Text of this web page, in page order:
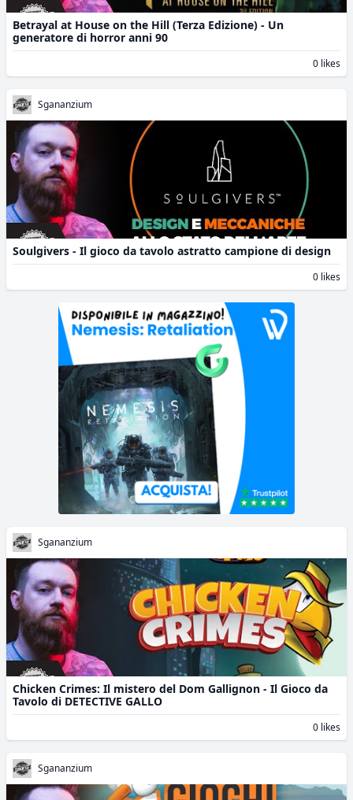
Betrayal at House on the Hill (Terza Edizione) - Un
generatore di horror anni 90
0 likes
Sgananzium
Soulgivers - Il gioco da tavolo astratto campione di design
0 likes
Sgananzium
Chicken Crimes: Il mistero del Dom Gallignon - Il Gioco da
Tavolo di DETECTIVE GALLO
0 likes
Sgananzium